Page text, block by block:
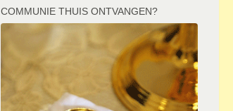
COMMUNIE THUIS ONTVANGEN?